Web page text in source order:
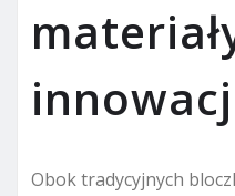
Obok tradycyjnych